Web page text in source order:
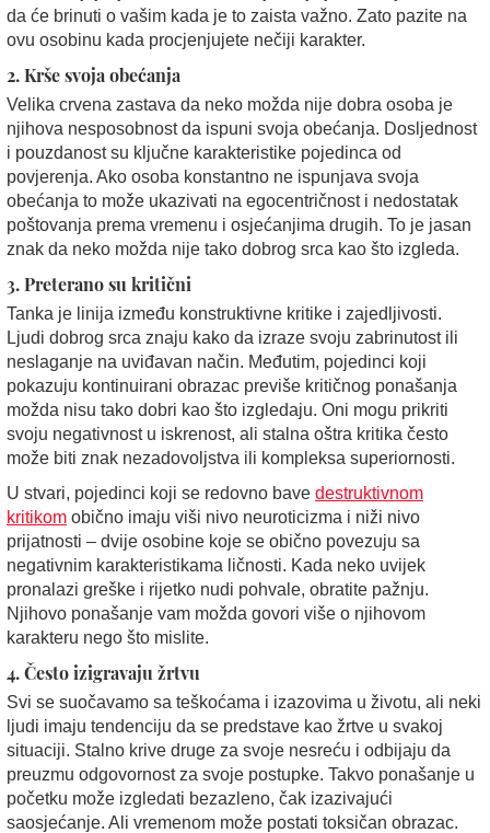
da će brinuti o vašim kada je to zaista važno. Zato pazite na
ovu osobinu kada procjenjujete nečiji karakter.
2. Krše svoja obećanja
Velika crvena zastava da neko možda nije dobra osoba je
njihova nesposobnost da ispuni svoja obećanja. Dosljednost
i pouzdanost su ključne karakteristike pojedinca od
povjerenja. Ako osoba konstantno ne ispunjava svoja
obećanja to može ukazivati na egocentričnost i nedostatak
poštovanja prema vremenu i osjećanjima drugih. To je jasan
znak da neko možda nije tako dobrog srca kao što izgleda.
3. Preterano su kritični
Tanka je linija između konstruktivne kritike i zajedljivosti.
Ljudi dobrog srca znaju kako da izraze svoju zabrinutost ili
neslaganje na uviđavan način. Međutim, pojedinci koji
pokazuju kontinuirani obrazac previše kritičnog ponašanja
možda nisu tako dobri kao što izgledaju. Oni mogu prikriti
svoju negativnost u iskrenost, ali stalna oštra kritika često
može biti znak nezadovoljstva ili kompleksa superiornosti.
U stvari, pojedinci koji se redovno bave destruktivnom
kritikom obično imaju viši nivo neuroticizma i niži nivo
prijatnosti – dvije osobine koje se obično povezuju sa
negativnim karakteristikama ličnosti. Kada neko uvijek
pronalazi greške i rijetko nudi pohvale, obratite pažnju.
Njihovo ponašanje vam možda govori više o njihovom
karakteru nego što mislite.
4. Često izigravaju žrtvu
Svi se suočavamo sa teškoćama i izazovima u životu, ali neki
ljudi imaju tendenciju da se predstave kao žrtve u svakoj
situaciji. Stalno krive druge za svoje nesreću i odbijaju da
preuzmu odgovornost za svoje postupke. Takvo ponašanje u
početku može izgledati bezazleno, čak izazivajući
saosjećanje. Ali vremenom može postati toksičan obrazac.